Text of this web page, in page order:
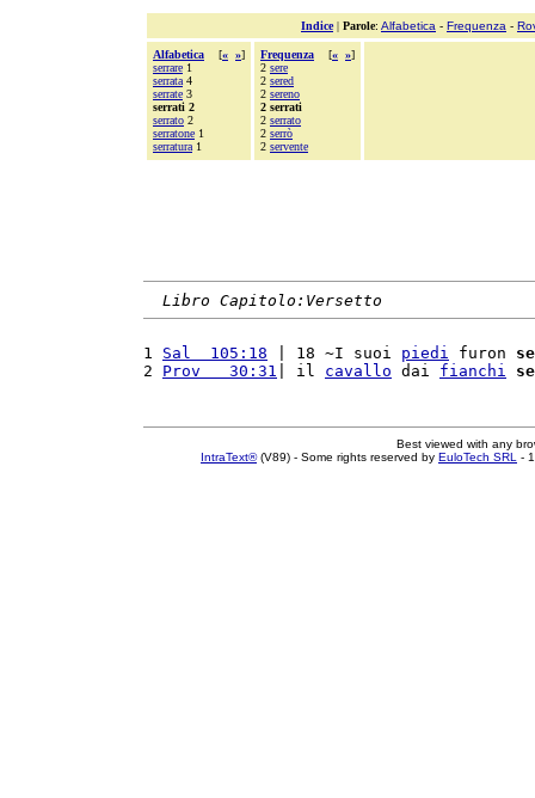
Indice| Parole: Alfabetica - Frequenza -
Alfabetica [« »]
serrare 1
serrata 4
serrate 3
serrati 2
serrato 2
serratone 1
serratura 1
Frequenza [« »]
2 sere
2 sered
2 sereno
2 serrati
2 serrato
2 serrò
2 servente
Libro Capitolo:Versetto
1 Sal  105:18 | 18 ~I suoi piedi furon
2 Prov   30:31 | il cavallo dai fianchi
Best viewed with any
IntraText®(V89) - Some rights reserved by EuloTech SRL -